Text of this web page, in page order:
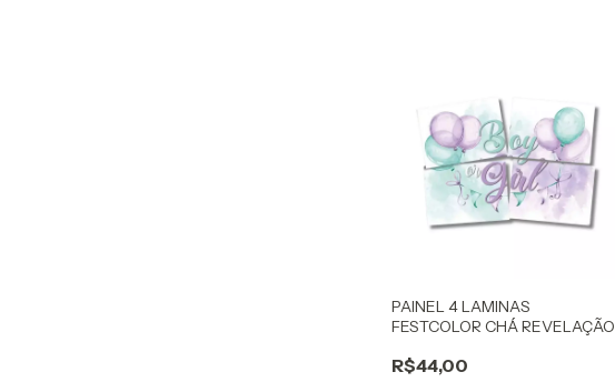
PAINEL 4 LAMINAS
FESTCOLOR CHÁ REVELAÇÃO
R$44,00